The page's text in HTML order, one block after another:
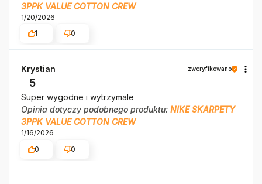
3PPK VALUE COTTON CREW
1/20/2026
1
0
Krystian zweryfikowano
5
Super wygodne i wytrzymale
Opinia dotyczy podobnego produktu: NIKE SKARPETY
3PPK VALUE COTTON CREW
1/16/2026
0
0